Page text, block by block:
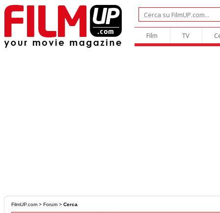
Film TV
FilmUP.com > Forum > Cerca